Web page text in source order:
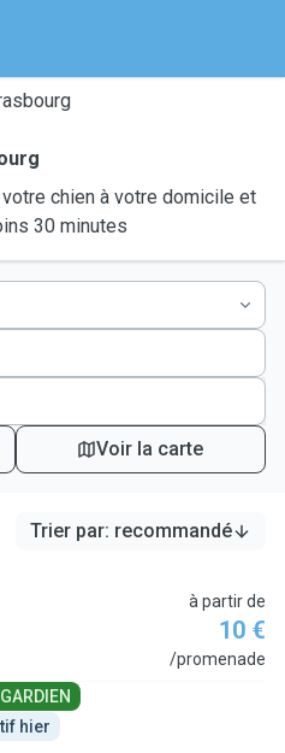
chien à votre domicile et
30 minutes
Voir la carte
Trier par: recommandé
à partir de
10 €
/promenade
hier